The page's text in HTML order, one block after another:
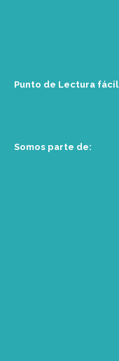
Punto de Lectura fácil
Somos parte de: